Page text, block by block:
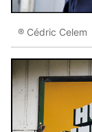
® Cédric Celem